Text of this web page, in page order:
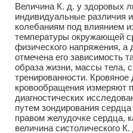
Величина К. д. у здоровых
индивидуальные различия
колебаниям под влиянием
температуры окружающей
физического напряжения, а
отмечена его зависимость
образа жизни, массы тела,
тренированности.
кровообращения измеряют
диагностических
путем зондирования
правом желудочке сердца,
величина систолического